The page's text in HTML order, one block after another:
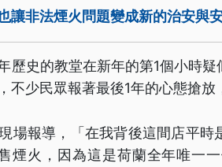
讓非法煙火問題變成新的治安與安
歷史的教堂在新年的第1個小時
不少民眾報著最後1年的心態搶放
場報導，「在我背後這間店平
煙火，因為這是荷蘭全年唯一